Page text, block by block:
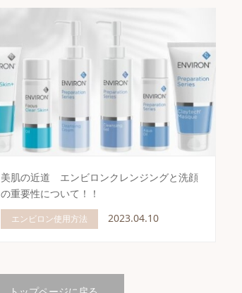
美肌の近道 エンビロンクレンジングと洗顔
の重要性について！！
エンビロン使用方法 2023.04.10